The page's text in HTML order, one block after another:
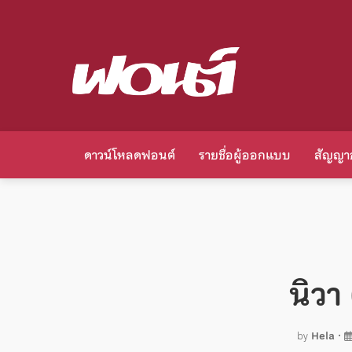
ดาวน์โหลดฟอนต์ รายชื่อผู้ออกแบบ สัญญ
นิว
by Hela •